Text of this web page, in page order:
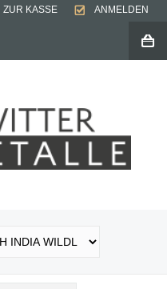
ZUR KASSE ANMELDEN